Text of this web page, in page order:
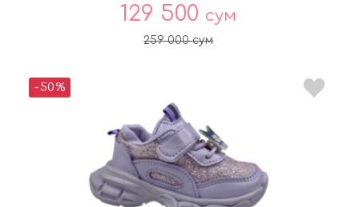
129 500 сум
259 000сум
-50%